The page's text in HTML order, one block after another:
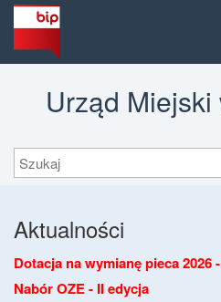
Urząd
Szukaj
Aktualności
Dotacja na wymianę pieca 2026
Nabór OZE - II edycja